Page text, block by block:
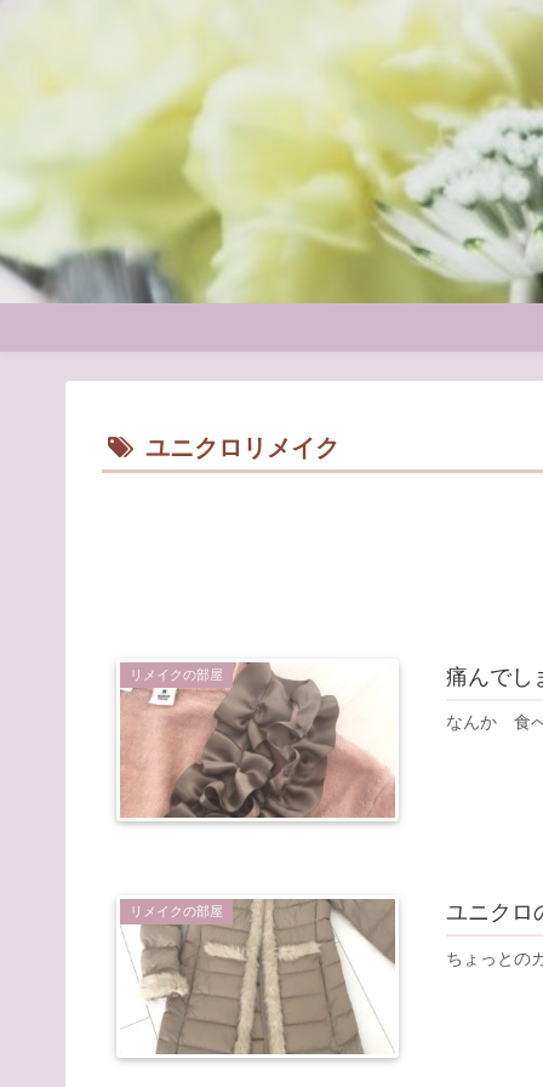
ユニクロリメイク
リメイクの部屋 痛んでし
なんか 食
リメイクの部屋 ユニクロ
ちょっとの